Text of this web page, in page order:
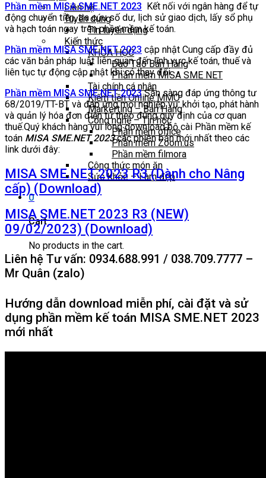
Liên hệ
Tuyển dụng
Tin tuyển dụng
Kiến thức
KHÓA HỌC
Đào Tạo Bán Hàng
Phần mềm MISA SME NET
Tài chính cá nhân
Kiếm tiền Online MMO
Markerting – Bán Hàng
Công nghệ – Tin học
Phần mềm office
Phần mềm Zoom.us
Phần mềm filmora
Công thức món ăn
Sức Khỏe – Làm đẹp
0
Cart
No products in the cart.
Phần mềm MISA SME.NET 2023 Kết nối với ngân hàng để tự
động chuyển tiền, tra cứu số dư, lịch sử giao dịch, lấy sổ phụ
và hạch toán ngay trên phần mềm kế toán.
Phần mềm MISA SME.NET 2023 cập nhật Cung cấp đầy đủ
các văn bản pháp luật liên quan đến lĩnh vực kế toán, thuế và
liên tục tự động cập nhật khi có thay đổi.
Phần mềm MISA SME.NET 2023Sẵn sàng đáp ứng thông tư
68/2019/TT-BT và đáp ứng mọi nghiệp vụ: khởi tạo, phát hành
và quản lý hóa đơn điện tử theo đúng quy định của cơ quan
thuế.Quý khách hàng vui lòng download bộ cài Phần mềm kế
toán MISA SME.NET 2023 các phiên bản mới nhất theo các
link dưới đây:
MISA SME.NET 2023 R3 (Dành cho Nâng
cấp) (Download)
MISA SME.NET 2023 R3 (NEW)
09/02/2023) (Download)
Liên hệ Tư vấn: 0934.688.991 / 038.709.7777 –
Mr Quân (zalo)
Hướng dẫn download miễn phí, cài đặt và sử
dụng phần mềm kế toán MISA SME.NET 2023
mới nhất